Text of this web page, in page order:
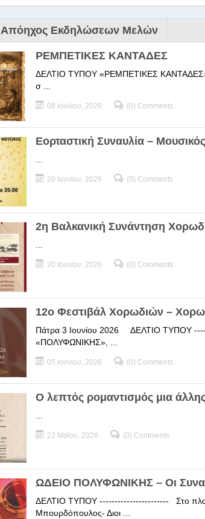
9ο Σεμινάριο
9Ο Σεμινάριο Διεύθυνσης Χορωδίας
Απόηχος Εκδηλώσεων Μελών
ΡΕΜΠΕΤΙΚΕΣ ΚΑΝΤΑΔΕΣ
ΔΕΛΤΙΟ ΤΥΠΟΥ «ΡΕΜΠΕΤΙΚΕΣ
σ ...
08 Ιουλίου, 2026 (0) Comments
Εορταστική Συναυλία –
20 Ιουνίου, 2026 (0) Comments
2η Βαλκανική Συνάντηση
20 Ιουνίου, 2026 (0) Comments
12ο Φεστιβάλ Χορωδιών –
Πάτρα 3 Ιουνίου 2026 ΔΕΛΤΙΟ ΤΥΠΟΥ
«ΠΟΛΥΦΩΝΙΚΗΣ», ...
05 Ιουνίου, 2026 (0) Comments
Ο λεπτός ρομαντισμός μια
22 Μαΐου, 2026 (0) Comments
ΩΔΕΙΟ ΠΟΛΥΦΩΝΙΚΗΣ – Οι
ΔΕΛΤΙΟ ΤΥΠΟΥ ----------------------- Στο
Μπουρδόπουλος- Διοι ...